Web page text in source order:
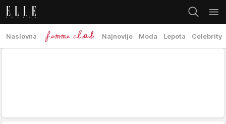
Naslovna Najnovije Moda Lepota Celebrity